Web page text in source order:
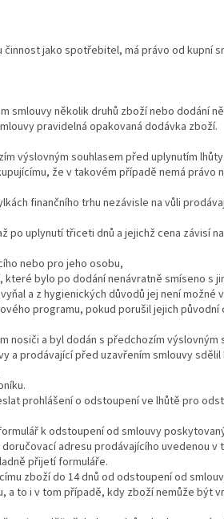
jako spotřebitel, má právo od kupní
několik druhů zboží nebo dodání
pravidelná opakovaná dodávka zboží.
výslovným souhlasem před uplynutím
že v takovém případě nemá právo
finančního trhu nezávisle na vůli
uplynutí třiceti dnů a jejichž cena závisí
nebo pro jeho osobu,
bylo po dodání nenávratně smíseno s
a z hygienických důvodů jej není možné
programu, pokud porušil jejich původní
nosiči a byl dodán s předchozím výslovným
a prodávající před uzavřením smlouvy sdělil
prohlášení o odstoupení ve lhůtě pro
k odstoupení od smlouvy
adresu prodávajícího uvedenou v
přijetí formuláře.
zboží do 14 dnů od odstoupení od
a to i v tom případě, kdy zboží nemůže být